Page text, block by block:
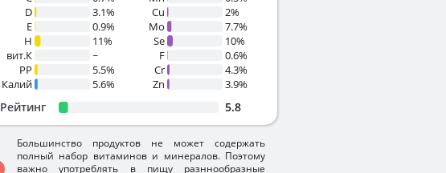
D
3.1%
E
0.9%
H
11%
вит.К
~
PP
5.5%
Калий
5.6%
Cu
2%
Mo
7.7%
Se
10%
F
0.6%
Cr
4.3%
Zn
3.9%
Рейтинг 5.8
Большинство продуктов не может содержать
полный набор витаминов и минералов. Поэтому
важно употреблять в пищу разннообразные